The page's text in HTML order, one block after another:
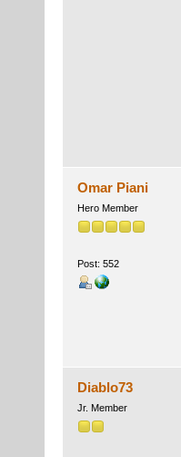
Omar Piani
Hero Member
Post: 552
Diablo73
Jr. Member